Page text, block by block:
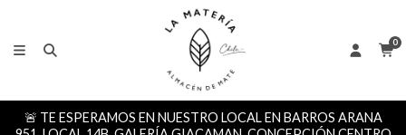
0
🚨 TE ESPERAMOS EN NUESTRO LOCAL EN BARROS ARANA